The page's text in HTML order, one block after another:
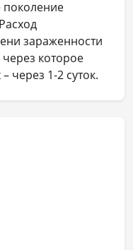
поколение
зараженности
которое
через 1-2 суток.